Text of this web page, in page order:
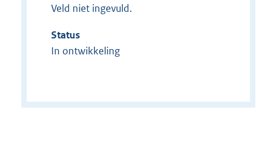
Veld niet ingevuld.
Status
In ontwikkeling